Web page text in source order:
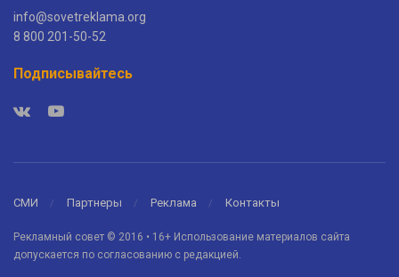
info@sovetreklama.org
8 800 201-50-52
Подписывайтесь
СМИ Партнеры Реклама Контакты
Рекламный совет © 2016 • 16+ Использование материалов сайта
допускается по согласованию с редакцией.